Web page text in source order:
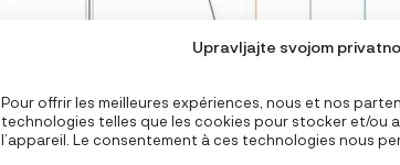
Upravljajte svojom
Pour offrir les meilleures expériences, nous et nos
technologies telles que les cookies pour stocker et/ou
l’appareil. Le consentement à ces technologies nous